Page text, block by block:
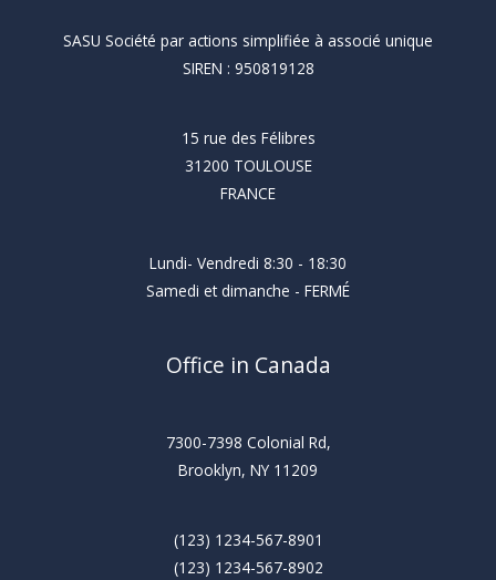
SASU Société par actions simplifiée à associé unique
SIREN : 950819128
15 rue des Félibres
31200 TOULOUSE
FRANCE
Lundi- Vendredi 8:30 - 18:30
Samedi et dimanche - FERMÉ
Office in Canada
7300-7398 Colonial Rd,
Brooklyn, NY 11209
(123) 1234-567-8901
(123) 1234-567-8902